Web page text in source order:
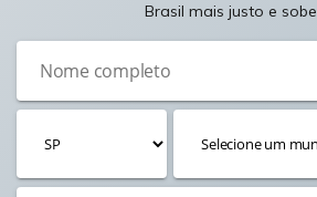
Brasil mais justo e